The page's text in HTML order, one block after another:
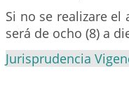
Si no se realizare el
será de ocho (8) a
Jurisprudencia